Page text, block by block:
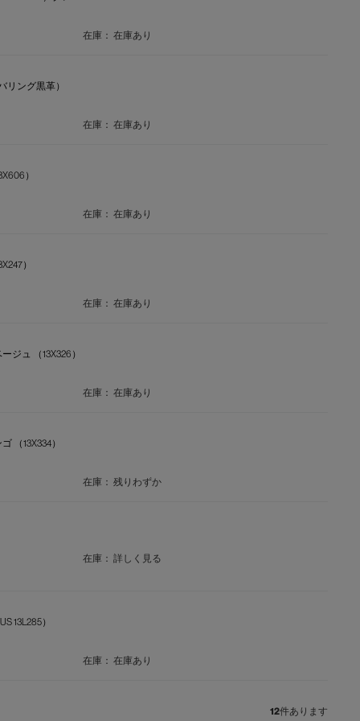
在庫： 在庫あり
リング黒革）
在庫： 在庫あり
）
在庫： 在庫あり
）
在庫： 在庫あり
ジュ （13X326）
在庫： 在庫あり
（13X334）
在庫： 残りわずか
在庫： 詳しく見る
13L285）
在庫： 在庫あり
12件あります